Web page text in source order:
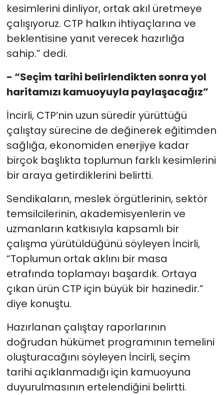
kesimlerini dinliyor, ortak akıl üretmeye
çalışıyoruz. CTP halkın ihtiyaçlarına ve
beklentisine yanıt verecek hazırlığa
sahip.” dedi.
- “Seçim tarihi belirlendikten sonra yol
haritamızı kamuoyuyla paylaşacağız”
İncirli, CTP’nin uzun süredir yürüttüğü
çalıştay sürecine de değinerek eğitimden
sağlığa, ekonomiden enerjiye kadar
birçok başlıkta toplumun farklı kesimlerini
bir araya getirdiklerini belirtti.
Sendikaların, meslek örgütlerinin, sektör
temsilcilerinin, akademisyenlerin ve
uzmanların katkısıyla kapsamlı bir
çalışma yürütüldüğünü söyleyen İncirli,
“Toplumun ortak aklını bir masa
etrafında toplamayı başardık. Ortaya
çıkan ürün CTP için büyük bir hazinedir.”
diye konuştu.
Hazırlanan çalıştay raporlarının
doğrudan hükümet programının temelini
oluşturacağını söyleyen İncirli, seçim
tarihi açıklanmadığı için kamuoyuna
duyurulmasının ertelendiğini belirtti.